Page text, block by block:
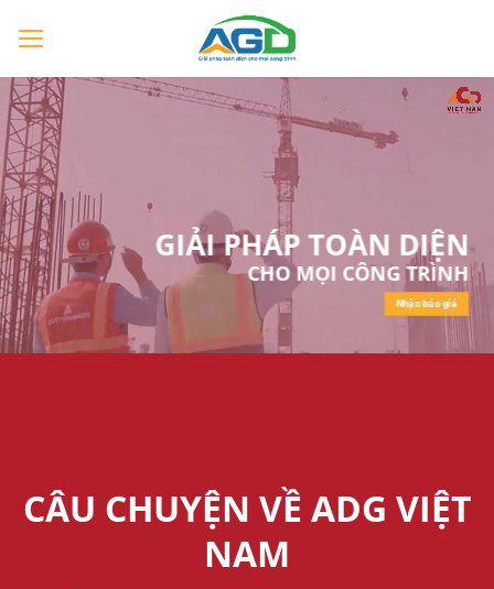
đến
nội
dung
GIẢI PHÁP TOÀN DIỆN
CHO MỌI CÔNG TRÌNH
Nhận báo giá
CÂU CHUYỆN VỀ ADG VIỆT
NAM